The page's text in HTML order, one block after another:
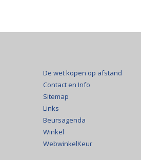
De wet kopen op afstand
Contact en Info
Sitemap
Links
Beursagenda
Winkel
WebwinkelKeur